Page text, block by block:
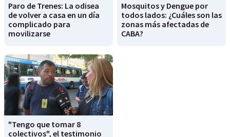
Paro de Trenes: La odisea
de volver a casa en un día
complicado para
movilizarse
Mosquitos y Dengue por
todos lados: ¿Cuáles son las
zonas más afectadas de
CABA?
"Tengo que tomar 8
colectivos", el testimonio